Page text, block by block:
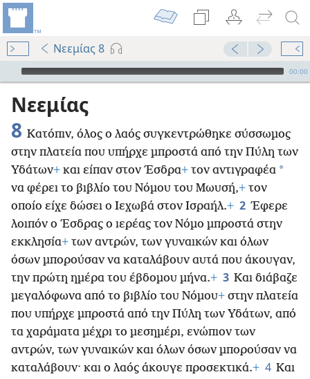
Νεεμίας 8
Audio Player
00:00
Νεεμίας
8 Κατόπιν, όλος ο λαός συγκεντρώθηκε σύσσωμος
στην πλατεία που υπήρχε μπροστά από την Πύλη των
Υδάτων+ και είπαν στον Έσδρα+ τον αντιγραφέα *
να φέρει το βιβλίο του Νόμου του Μωυσή,+ τον
οποίο είχε δώσει ο Ιεχωβά στον Ισραήλ.+ 2 Έφερε
λοιπόν ο Έσδρας ο ιερέας τον Νόμο μπροστά στην
εκκλησία+ των αντρών, των γυναικών και όλων
όσων μπορούσαν να καταλάβουν αυτά που άκουγαν,
την πρώτη ημέρα του έβδομου μήνα.+ 3 Και διάβαζε
μεγαλόφωνα από το βιβλίο του Νόμου+ στην πλατεία
που υπήρχε μπροστά από την Πύλη των Υδάτων, από
τα χαράματα μέχρι το μεσημέρι, ενώπιον των
αντρών, των γυναικών και όλων όσων μπορούσαν να
καταλάβουν· και ο λαός άκουγε προσεκτικά.+ 4 Και